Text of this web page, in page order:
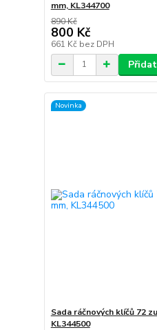
mm, KL344700
890 Kč
800 Kč
661 Kč bez DPH
Novinka
Sada ráčnových klíčů 72
KL344500